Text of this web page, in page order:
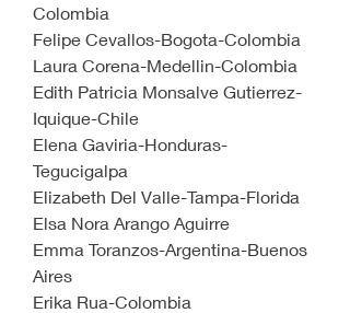
Colombia
Felipe Cevallos-Bogota-Colombia
Laura Corena-Medellin-Colombia
Edith Patricia Monsalve Gutierrez-
Iquique-Chile
Elena Gaviria-Honduras-
Tegucigalpa
Elizabeth Del Valle-Tampa-Florida
Elsa Nora Arango Aguirre
Emma Toranzos-Argentina-Buenos
Aires
Erika Rua-Colombia